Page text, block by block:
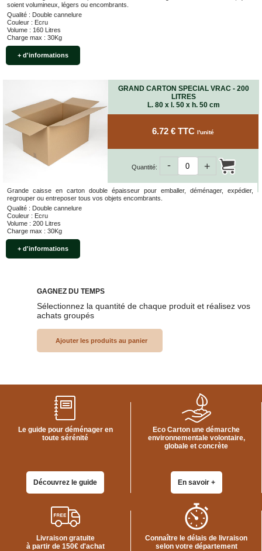
soient volumineux, légers ou encombrants.
Qualité : Double cannelure
Couleur : Ecru
Volume : 160 Litres
Charge max : 30Kg
+ d'informations
GRAND CARTON SPECIAL VRAC - 200
LITRES
L. 80 x l. 50 x h. 50 cm
Grande caisse en carton double épaisseur pour emballer, déménager, expédier,
regrouper ou entreposer tous vos objets encombrants.
Qualité : Double cannelure
Couleur : Ecru
Volume : 200 Litres
Charge max : 30Kg
+ d'informations
6.72 € TTC l'unité
Quantité: +
-
GAGNEZ DU TEMPS
Sélectionnez la quantité de chaque produit et réalisez vos
achats groupés
Le guide pour déménager en
toute sérénité
Découvrez le guide
Eco Carton une démarche
environnementale volontaire,
globale et concrète
En savoir +
Livraison gratuite
à partir de 150€ d'achat
Connaître le délais de livraison
selon votre département